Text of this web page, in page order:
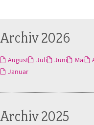
Archiv 2026
August Juli Juni Mai
Januar
Archiv 2025